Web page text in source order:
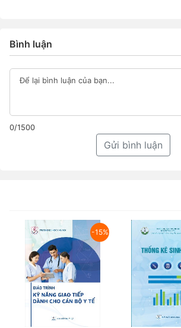
Bình luận
0/1500
Gửi bình luận
-15%